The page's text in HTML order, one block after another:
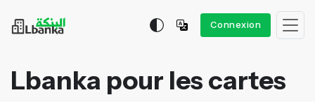
Connexion
Lbanka pour les cartes